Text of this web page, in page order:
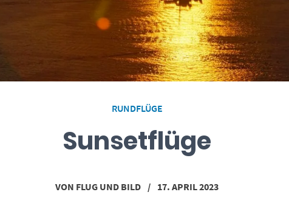
RUNDFLÜGE
Sunsetflüge
VON FLUG UND BILD / 17. APRIL 2023